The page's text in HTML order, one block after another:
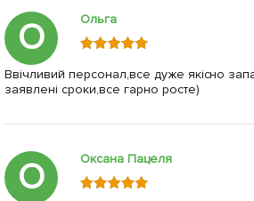
О Ольга
Ввічливий персонал,все дуже якісно
заявлені сроки,все гарно росте)
О Оксана Пацеля